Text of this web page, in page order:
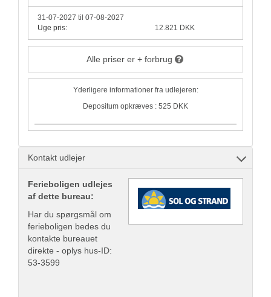
31-07-2027 til 07-08-2027
Uge pris:
12.821 DKK
Alle priser er + forbrug
Yderligere informationer fra udlejeren:
Depositum opkræves : 525 DKK
Kontakt udlejer
Ferieboligen udlejes
af dette bureau:
Har du spørgsmål om
ferieboligen bedes du
kontakte bureauet
direkte - oplys hus-ID:
53-3599